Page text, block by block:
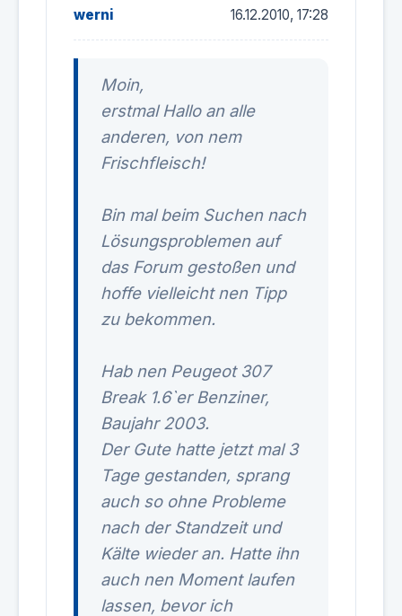
werni 16.12.2010, 17:28
Moin,
erstmal Hallo an alle
anderen, von nem
Frischfleisch!
Bin mal beim Suchen nach
Lösungsproblemen auf
das Forum gestoßen und
hoffe vielleicht nen Tipp
zu bekommen.
Hab nen Peugeot 307
Break 1.6`er Benziner,
Baujahr 2003.
Der Gute hatte jetzt mal 3
Tage gestanden, sprang
auch so ohne Probleme
nach der Standzeit und
Kälte wieder an. Hatte ihn
auch nen Moment laufen
lassen, bevor ich